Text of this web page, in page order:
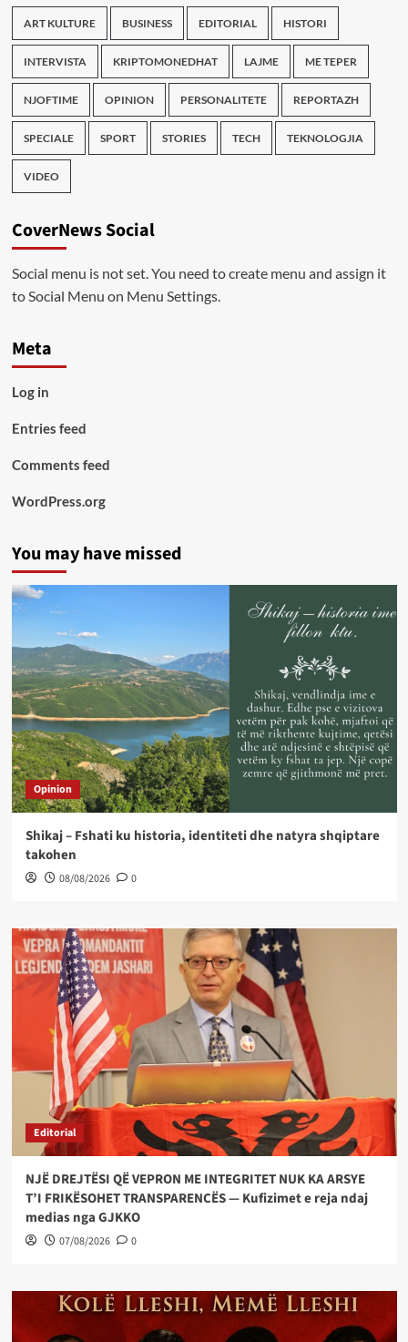
ART KULTURE BUSINESS EDITORIAL HISTORI
INTERVISTA KRIPTOMONEDHAT LAJME ME TEPER
NJOFTIME OPINION PERSONALITETE REPORTAZH
SPECIALE SPORT STORIES TECH TEKNOLOGJIA
VIDEO
CoverNews Social
Social menu is not set. You need to create menu and assign it
to Social Menu on Menu Settings.
Meta
Log in
Entries feed
Comments feed
WordPress.org
You may have missed
Opinion
Shikaj – Fshati ku historia, identiteti dhe natyra shqiptare
takohen
08/08/2026 0
Editorial
NJË DREJTËSI QË VEPRON ME INTEGRITET NUK KA ARSYE
T’I FRIKËSOHET TRANSPARENCËS — Kufizimet e reja ndaj
medias nga GJKKO
07/08/2026 0